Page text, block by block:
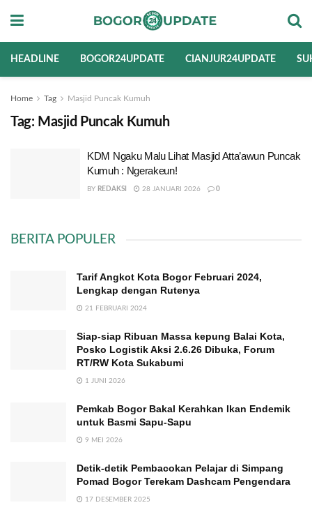
HEADLINE BOGOR24UPDATE CIANJUR24UPDATE
Home Tag Masjid Puncak Kumuh
Tag: Masjid Puncak Kumuh
KDM Ngaku Malu Lihat Masjid Atta’awun Puncak
Kumuh : Ngerakeun!
BY REDAKSI 28 JANUARI 2026 0
BERITA POPULER
Tarif Angkot Kota Bogor Februari 2024,
Lengkap dengan Rutenya
21 FEBRUARI 2024
Siap-siap Ribuan Massa kepung Balai Kota,
Posko Logistik Aksi 2.6.26 Dibuka, Forum
RT/RW Kota Sukabumi
1 JUNI 2026
Pemkab Bogor Bakal Kerahkan Ikan Endemik
untuk Basmi Sapu-Sapu
9 MEI 2026
Detik-detik Pembacokan Pelajar di Simpang
Pomad Bogor Terekam Dashcam Pengendara
17 DESEMBER 2025